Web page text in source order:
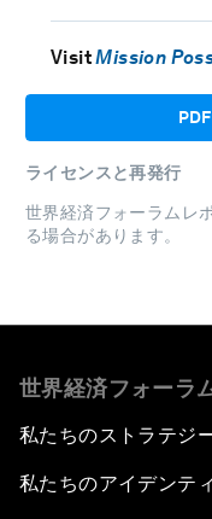
VisitMission
ライセンスと再発行
世界経済フォーラムレ
る場合があります。
世界経済フォーラ
私たちのストラテジ
私たちのアイデンテ